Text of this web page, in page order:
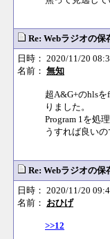
Re: Webラジオの保
日時： 2020/11/20
名前： 無知
超A&G+のhls
りました。
Program 1を処
うすれば良いの
Re: Webラジオの保
日時： 2020/11/20
名前： おひげ
>>12